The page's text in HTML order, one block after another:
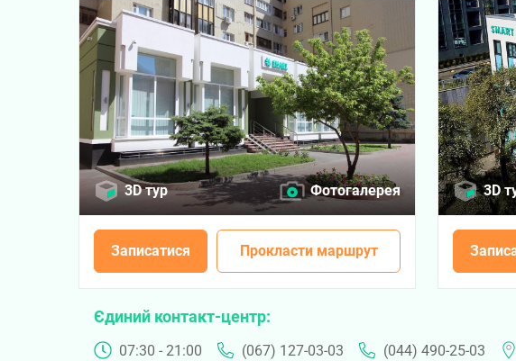
3D тур Фотогалерея
Записатися Прокласти маршрут
3D
Єдиний контакт-центр
07:30 - 21:00 (067) 127-03-03 (044) 490-25-03